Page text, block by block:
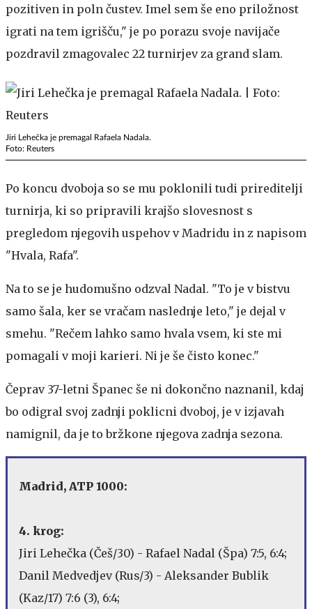
pozitiven in poln čustev. Imel sem še eno priložnost
igrati na tem igrišču," je po porazu svoje navijače
pozdravil zmagovalec 22 turnirjev za grand slam.
Jiri Lehečka je premagal Rafaela Nadala.
Foto: Reuters
Po koncu dvoboja so se mu poklonili tudi prireditelji
turnirja, ki so pripravili krajšo slovesnost s
pregledom njegovih uspehov v Madridu in z napisom
"Hvala, Rafa".
Na to se je hudomušno odzval Nadal. "To je v bistvu
samo šala, ker se vračam naslednje leto," je dejal v
smehu. "Rečem lahko samo hvala vsem, ki ste mi
pomagali v moji karieri. Ni je še čisto konec."
Čeprav 37-letni Španec še ni dokončno naznanil, kdaj
bo odigral svoj zadnji poklicni dvoboj, je v izjavah
namignil, da je to bržkone njegova zadnja sezona.
Madrid, ATP 1000:
4. krog:
Jiri Lehečka (Češ/30) - Rafael Nadal (Špa) 7:5, 6:4;
Danil Medvedjev (Rus/3) - Aleksander Bublik
(Kaz/17) 7:6 (3), 6:4;